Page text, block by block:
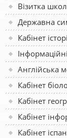
Візитка
Державна
Кабінет
Англійська
Кабінет
Кабінет
Кабінет
Кабінет